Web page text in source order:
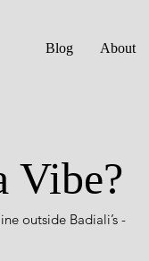
Blog About
Vibe?
outside Badiali’s -